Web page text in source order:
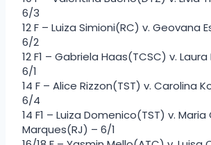
6/3
12 F – Luiza Simioni(RC) v. Geovana
6/2
12 F1 – Gabriela Haas(TCSC) v.
6/1
14 F – Alice Rizzon(TST) v. Carolina
6/4
14 F1 – Luiza Domenico(TST) v. Maria
Marques(RJ) – 6/1